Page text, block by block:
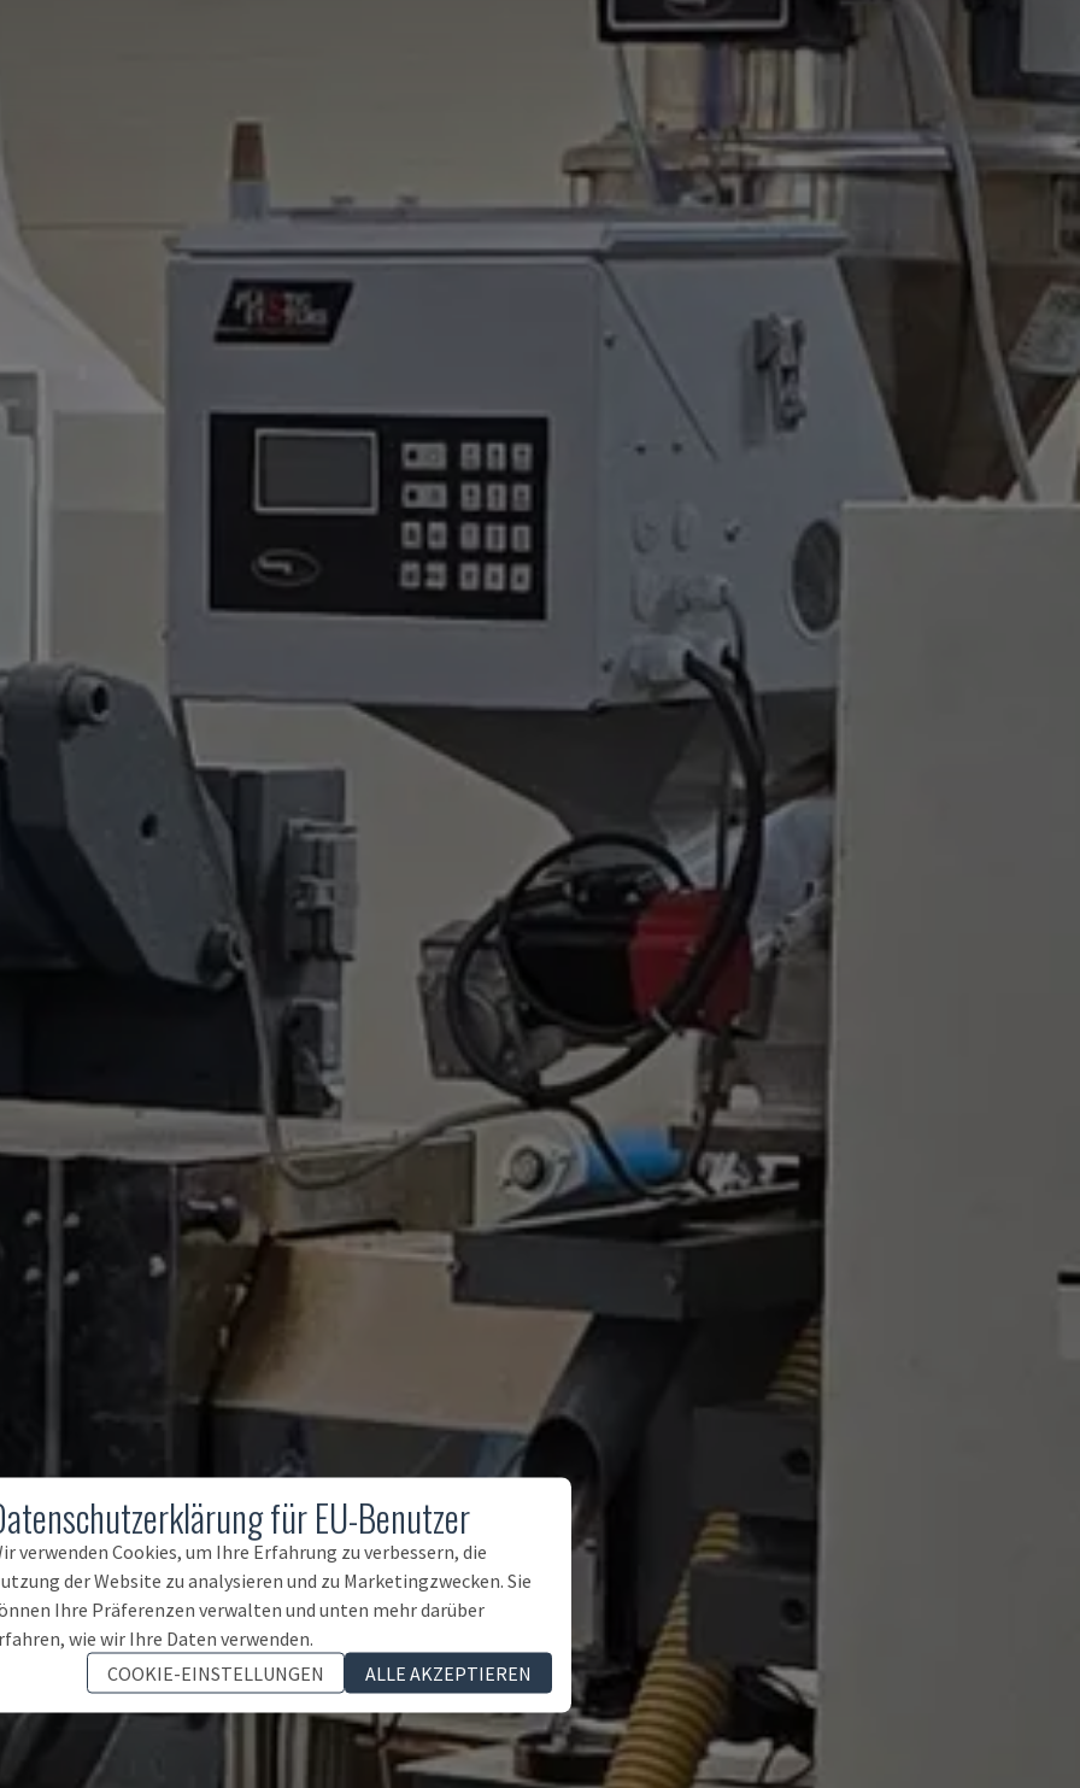
für EU-Benutzer
verwenden Cookies, um Ihre Erfahrung zu verbessern, die
der Website zu analysieren und zu Marketingzwecken. Sie
Ihre Präferenzen verwalten und unten mehr darüber
wie wir Ihre Daten verwenden.
COOKIE-EINSTELLUNGEN
ALLE AKZEPTIEREN